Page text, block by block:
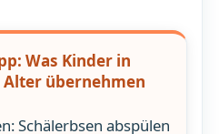
Was Kinder in
übernehmen
Schälerbsen abspülen